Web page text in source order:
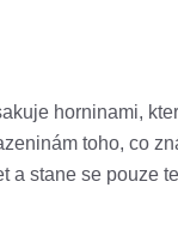
horninami,
toho, co
a stane se pouze